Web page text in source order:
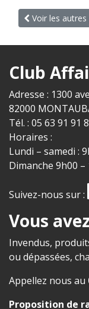
Voir les
Club
Adresse : 1300
82000
Tél. : 05 63 91 91
Horaires :
Lundi – samedi :
Dimanche 9h00
Suivez-nous sur :
Vous
Invendus,
ou dépassées,
Appellez nous au
Proposition de